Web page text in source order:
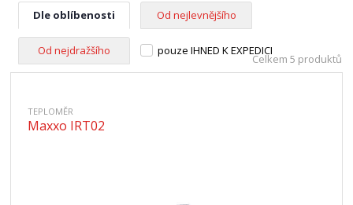
Dle oblíbenosti Od nejlevnějšího
Od nejdražšího pouze IHNED K EXPEDICI
Celkem 5 produktů
TEPLOMĚR
Maxxo IRT02